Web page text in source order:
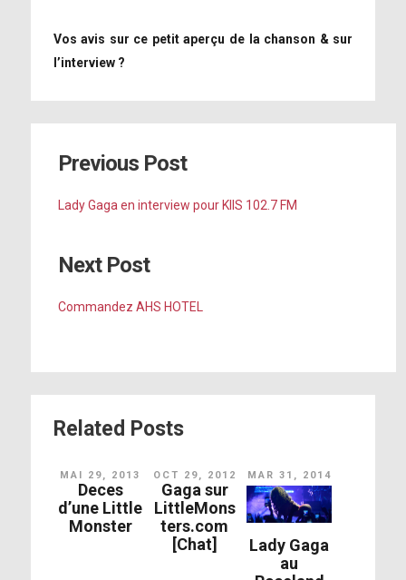
L’idée [du
Dive Bar Tour] est d’y rester, rester à
nouveau pour la première fois.
Vos avis sur ce petit aperçu de la chanson & sur
l’interview ?
Previous Post
Lady Gaga en interview pour KIIS 102.7 FM
Next Post
Commandez AHS HOTEL
Related Posts
MAI 29, 2013
Deces
d’une Little
Monster
OCT 29, 2012
Gaga sur
LittleMons
ters.com
[Chat]
MAR 31, 2014
Lady Gaga
au